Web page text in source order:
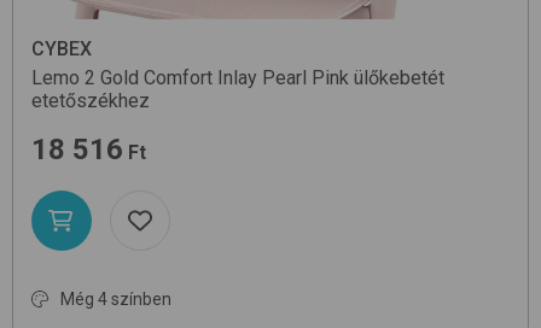
CYBEX
Lemo 2 Gold Comfort Inlay Pearl Pink ülőkebetét
etetőszékhez
18 516 Ft
Még 4 színben